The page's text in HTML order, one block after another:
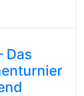
Das